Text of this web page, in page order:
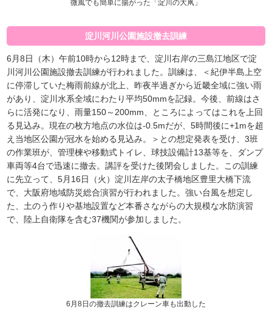
微風でも簡単に揚がった「淀川の大凧」
淀川河川公園施設撤去訓練
6月8日（木）午前10時から12時まで、淀川右岸の三島江地区で淀
川河川公園施設撤去訓練が行われました。訓練は、＜紀伊半島上空
に停滞していた梅雨前線が北上、昨夜半過ぎから近畿全域に強い雨
があり、淀川水系全域にわたり平均50mmを記録。今後、前線はさ
らに活発になり、雨量150～200mm、ところによってはこれを上回
る見込み。現在の枚方地点の水位は-0.5mだが、5時間後に+1mを超
え当地区公園が冠水を始める見込み。＞との想定発表を受け、3班
の作業班が、管理楝や移動式トイレ、球技設備計13基等を、ダンプ
車両等4台で迅速に撤去。講評を受けた後閉会しました。この訓練
に先立って、5月16日（火）淀川左岸の太子橋地区豊里大橋下流
で、大阪府地域防災総合演習が行われました。強い台風を想定し
た、土のう作りや基地設置など本番さながらの大規模な水防演習
で、陸上自衛隊を含む37機関が参加しました。
6月8日の撤去訓練はクレーン車も出動した